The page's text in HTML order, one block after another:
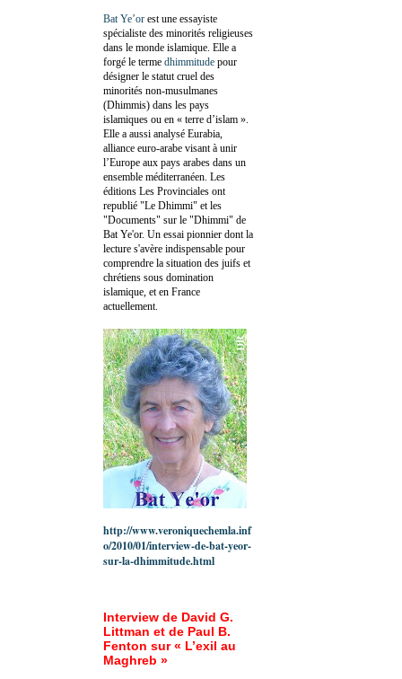
Bat Ye’or est une essayiste
spécialiste des minorités religieuses
dans le monde islamique. Elle a
forgé le terme dhimmitude pour
désigner le statut cruel des
minorités non-musulmanes
(Dhimmis) dans les pays
islamiques ou en « terre d’islam ».
Elle a aussi analysé Eurabia,
alliance euro-arabe visant à unir
l’Europe aux pays arabes dans un
ensemble méditerranéen. Les
éditions Les Provinciales ont
republié "Le Dhimmi" et les
"Documents" sur le "Dhimmi" de
Bat Ye'or. Un essai pionnier dont la
lecture s'avère indispensable pour
comprendre la situation des juifs et
chrétiens sous domination
islamique, et en France
actuellement.
http://www.veroniquechemla.inf
o/2010/01/interview-de-bat-yeor-
sur-la-dhimmitude.html
Interview de David G.
Littman et de Paul B.
Fenton sur « L’exil au
Maghreb »